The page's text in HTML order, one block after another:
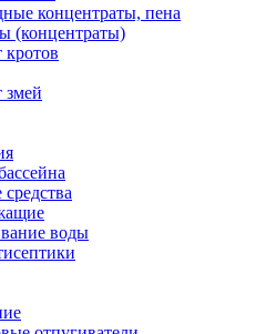
концентраты, пена
(концентраты)
кротов
змей
воды